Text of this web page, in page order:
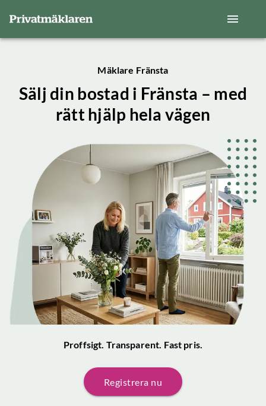
Mäklare Fränsta
Sälj din bostad i Fränsta – med
rätt hjälp hela vägen
Proffsigt. Transparent. Fast pris.
Registrera nu